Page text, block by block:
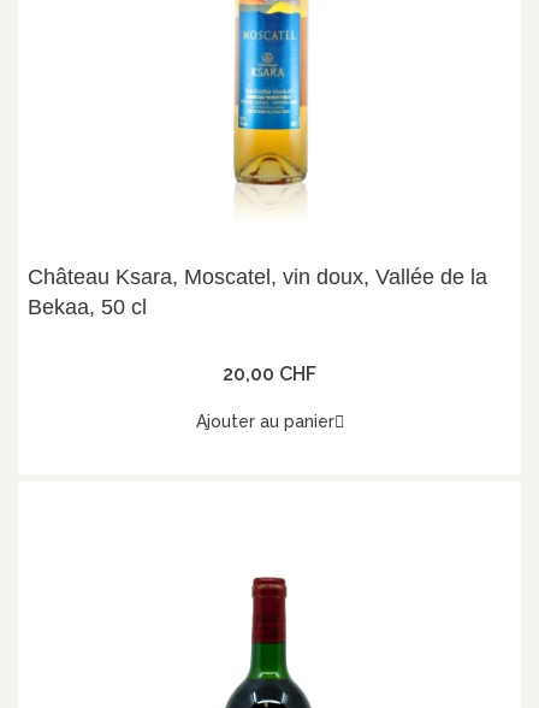
Château Ksara, Moscatel, vin doux, Vallée de la
Bekaa, 50 cl
20,00 CHF
Ajouter au panier